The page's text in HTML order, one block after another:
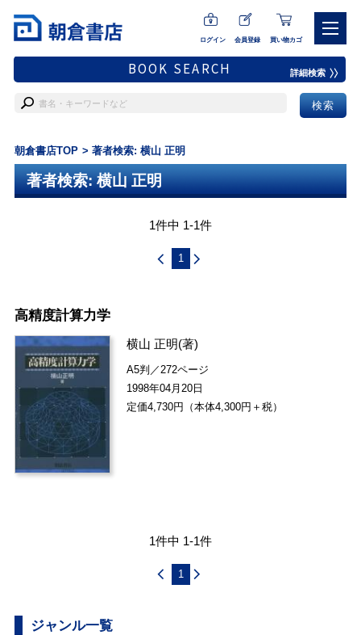
ログイン 会員登録 買い物カゴ
BOOK SEARCH 詳細検索
朝倉書店TOP 著者検索: 横山 正明
著者検索: 横山 正明
1件中 1-1件
1
高精度計算力学
横山 正明(著)
A5判／272ページ
1998年04月20日
定価4,730円（本体4,300円＋税）
1件中 1-1件
1
ジャンル一覧